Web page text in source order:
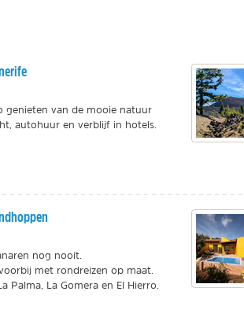
genieten van de mooie natuur
autohuur en verblijf in hotels.
nog nooit.
met rondreizen op maat.
Palma, La Gomera en El Hierro.